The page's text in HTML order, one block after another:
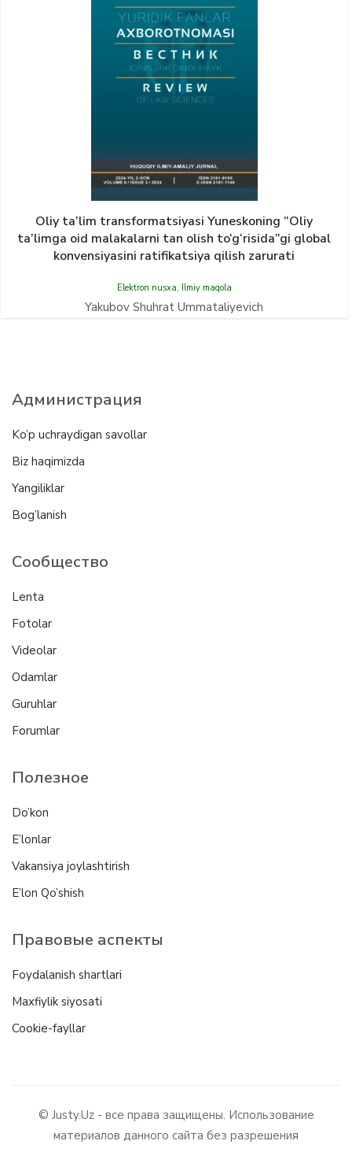
Oliy ta’lim transformatsiyasi Yunеskoning “Oliy
ta’limga oid malakalarni tan olish to‘g‘risida”gi global
konvensiyasini ratifikatsiya qilish zarurati
Elektron nusxa, Ilmiy maqola
Yakubov Shuhrat Ummataliyevich
Администрация
Ko’p uchraydigan savollar
Biz haqimizda
Yangiliklar
Bog’lanish
Сообщество
Lenta
Fotolar
Videolar
Odamlar
Guruhlar
Forumlar
Полезное
Do’kon
E’lonlar
Vakansiya joylashtirish
E’lon Qo’shish
Правовые аспекты
Foydalanish shartlari
Maxfiylik siyosati
Cookie-fayllar
© Justy.Uz - все права защищены. Использование
материалов данного сайта без разрешения